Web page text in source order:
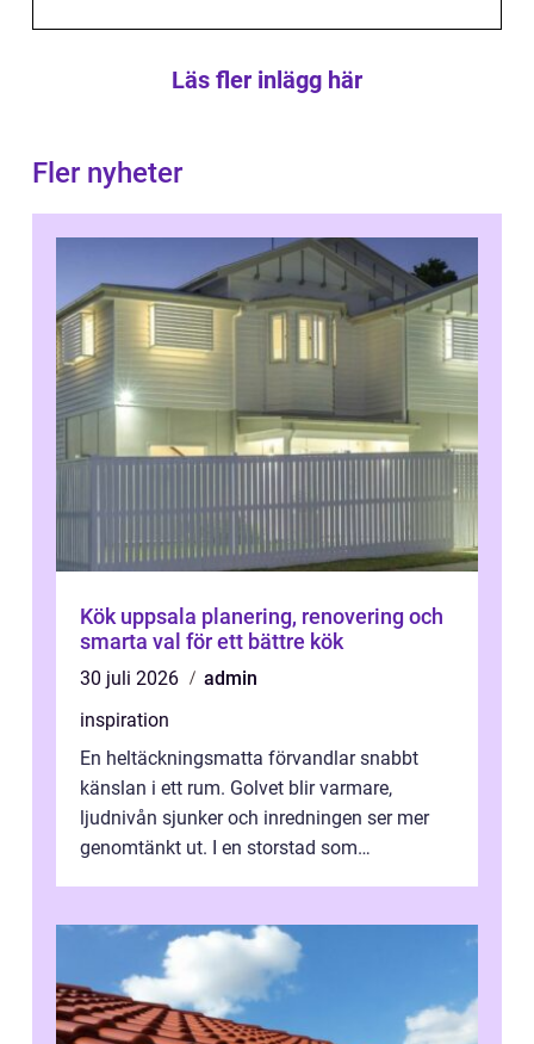
Läs fler inlägg här
Fler nyheter
Kök uppsala planering, renovering och
smarta val för ett bättre kök
30 juli 2026
admin
inspiration
En heltäckningsmatta förvandlar snabbt
känslan i ett rum. Golvet blir varmare,
ljudnivån sjunker och inredningen ser mer
genomtänkt ut. I en storstad som